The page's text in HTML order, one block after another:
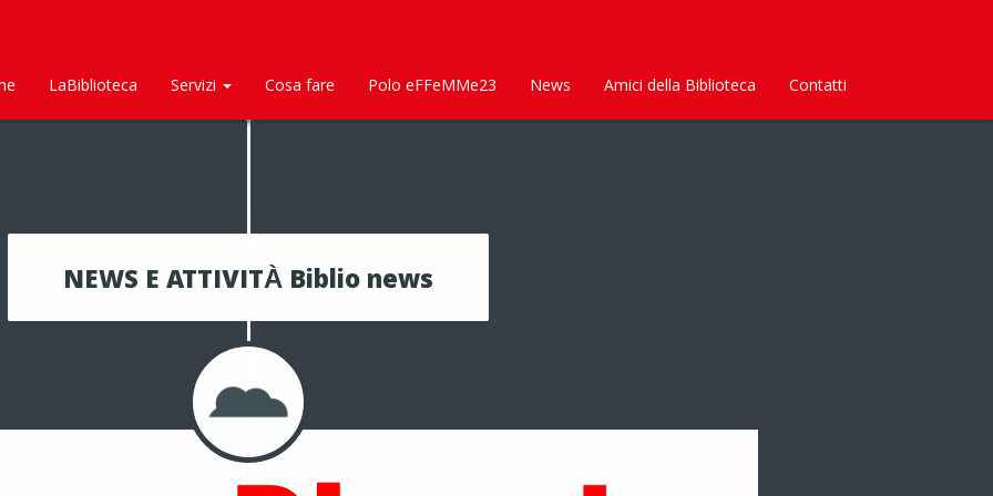
LaBiblioteca Servizi Cosa fare Polo eFFeMMe23 News Amici della Biblioteca Contatti
NEWS E ATTIVITÀ Biblio news